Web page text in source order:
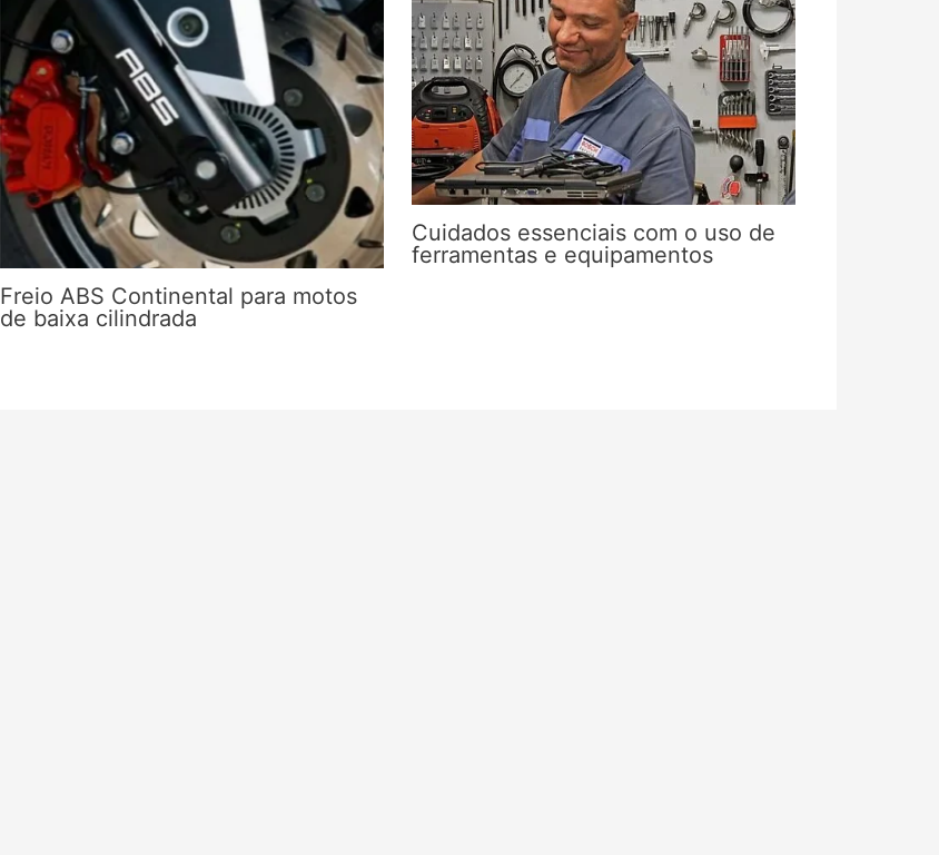
Freio ABS Continental para motos
de baixa cilindrada
Cuidados essenciais com o uso de
ferramentas e equipamentos